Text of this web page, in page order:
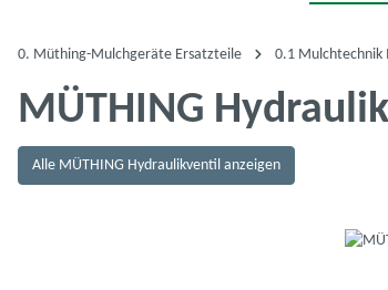
0. Müthing-Mulchgeräte Ersatzteile 0.1 Mulchtechnik
MÜTHING
Alle MÜTHING Hydraulikventil anzeigen